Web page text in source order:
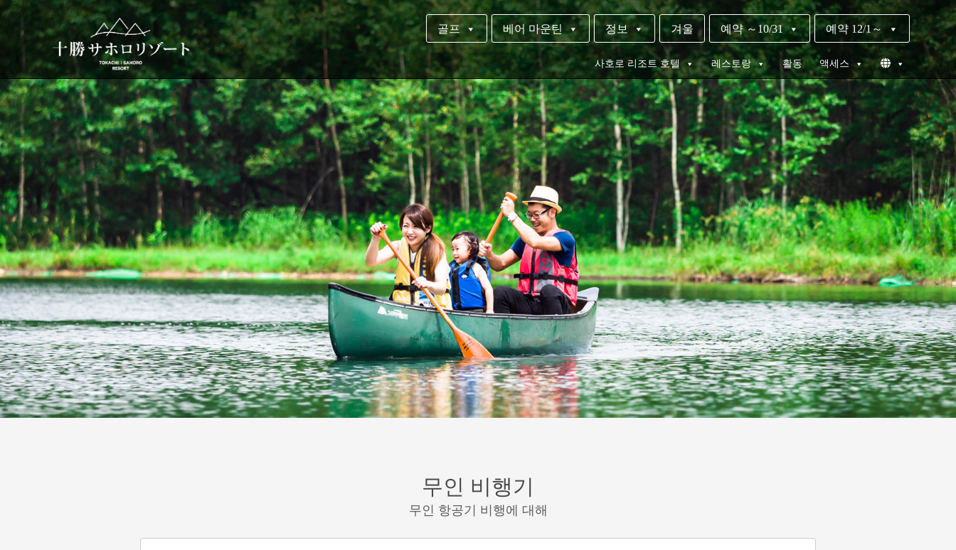
골프 베어 마운틴 정보 겨울 예약 ～10/31 예약 12/1～
사호로 리조트 호텔 레스토랑 활동 액세스
무인 비행기
무인 항공기 비행에 대해